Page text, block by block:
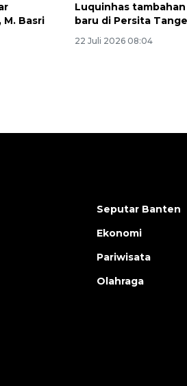
M. Basri
Luquinhas
baru di Persita
22 Juli 2026 08:04
Seputar Banten
Ekonomi
Pariwisata
Olahraga